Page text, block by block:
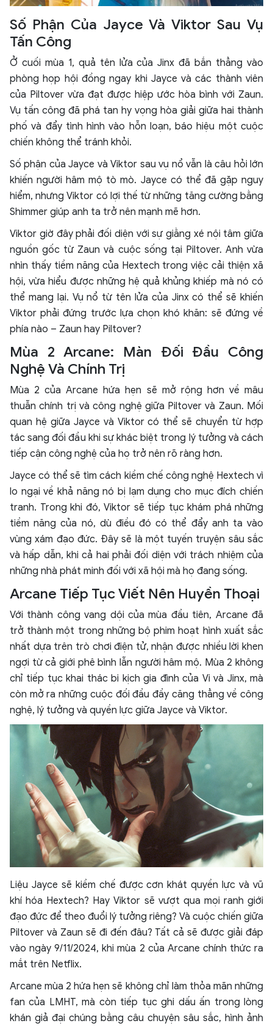
Số Phận Của Jayce Và Viktor Sau Vụ
Tấn Công
Ở cuối mùa 1, quả tên lửa của Jinx đã bắn thẳng vào
phòng họp hội đồng ngay khi Jayce và các thành viên
của Piltover vừa đạt được hiệp ước hòa bình với Zaun.
Vụ tấn công đã phá tan hy vọng hòa giải giữa hai thành
phố và đẩy tình hình vào hỗn loạn, báo hiệu một cuộc
chiến không thể tránh khỏi.
Số phận của Jayce và Viktor sau vụ nổ vẫn là câu hỏi lớn
khiến người hâm mộ tò mò. Jayce có thể đã gặp nguy
hiểm, nhưng Viktor có lợi thế từ những tăng cường bằng
Shimmer giúp anh ta trở nên mạnh mẽ hơn.
Viktor giờ đây phải đối diện với sự giằng xé nội tâm giữa
nguồn gốc từ Zaun và cuộc sống tại Piltover. Anh vừa
nhìn thấy tiềm năng của Hextech trong việc cải thiện xã
hội, vừa hiểu được những hệ quả khủng khiếp mà nó có
thể mang lại. Vụ nổ từ tên lửa của Jinx có thể sẽ khiến
Viktor phải đứng trước lựa chọn khó khăn: sẽ đứng về
phía nào – Zaun hay Piltover?
Mùa 2 Arcane: Màn Đối Đầu Công
Nghệ Và Chính Trị
Mùa 2 của Arcane hứa hẹn sẽ mở rộng hơn về mâu
thuẫn chính trị và công nghệ giữa Piltover và Zaun. Mối
quan hệ giữa Jayce và Viktor có thể sẽ chuyển từ hợp
tác sang đối đầu khi sự khác biệt trong lý tưởng và cách
tiếp cận công nghệ của họ trở nên rõ ràng hơn.
Jayce có thể sẽ tìm cách kiềm chế công nghệ Hextech vì
lo ngại về khả năng nó bị lạm dụng cho mục đích chiến
tranh. Trong khi đó, Viktor sẽ tiếp tục khám phá những
tiềm năng của nó, dù điều đó có thể đẩy anh ta vào
vùng xám đạo đức. Đây sẽ là một tuyến truyện sâu sắc
và hấp dẫn, khi cả hai phải đối diện với trách nhiệm của
những nhà phát minh đối với xã hội mà họ đang sống.
Arcane Tiếp Tục Viết Nên Huyền Thoại
Với thành công vang dội của mùa đầu tiên, Arcane đã
trở thành một trong những bộ phim hoạt hình xuất sắc
nhất dựa trên trò chơi điện tử, nhận được nhiều lời khen
ngợi từ cả giới phê bình lẫn người hâm mộ. Mùa 2 không
chỉ tiếp tục khai thác bi kịch gia đình của Vi và Jinx, mà
còn mở ra những cuộc đối đầu đầy căng thẳng về công
nghệ, lý tưởng và quyền lực giữa Jayce và Viktor.
Liệu Jayce sẽ kiềm chế được cơn khát quyền lực và vũ
khí hóa Hextech? Hay Viktor sẽ vượt qua mọi ranh giới
đạo đức để theo đuổi lý tưởng riêng? Và cuộc chiến giữa
Piltover và Zaun sẽ đi đến đâu? Tất cả sẽ được giải đáp
vào ngày 9/11/2024, khi mùa 2 của Arcane chính thức ra
mắt trên Netflix.
Arcane mùa 2 hứa hẹn sẽ không chỉ làm thỏa mãn những
fan của LMHT, mà còn tiếp tục ghi dấu ấn trong lòng
khán giả đại chúng bằng câu chuyện sâu sắc, hình ảnh